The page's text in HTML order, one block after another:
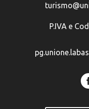
P.IVA e